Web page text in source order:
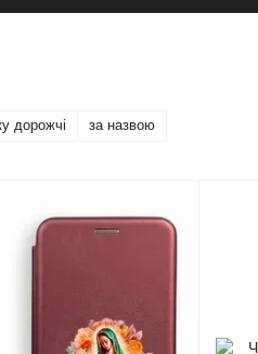
дорожчі за назвою